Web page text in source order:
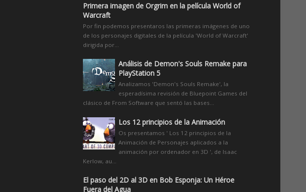
Primera imagen de Orgrim en la película World of
Warcraft
Por fin podemos presentaros las primeras imágenes de uno
de los personajes digitales de la película 'World of Warcraft'
dirigida por...
Análisis de Demon's Souls Remake para
PlayStation 5
Analizamos 'Demon's Souls Remake', la
esperadísima revisión de Bluepoint Games del
clásico de From Software que sentó las bases...
Los 12 principios de la Animación
Os presentamos ' Los 12 principios de la
Animación de Personajes aplicados a la
animación por ordenador en 3D ', de Isaac
Kerlow, au...
El paso del 2D al 3D en Bob Esponja: Un Héroe
Fuera del Agua